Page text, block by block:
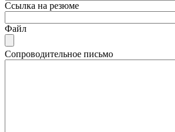
Ссылка на резюме
Файл
Сопроводительное письмо